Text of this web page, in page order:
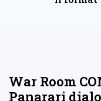
War Room
Panarari